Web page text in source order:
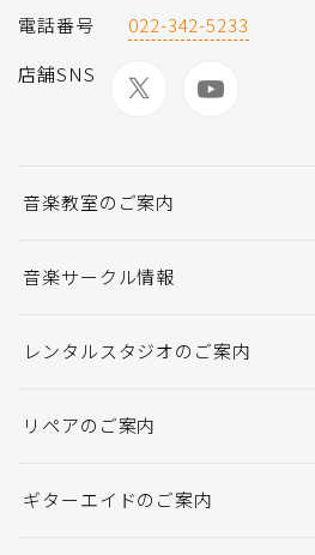
電話番号
022-342-5233
店舗SNS
音楽教室のご案内
音楽サークル情報
レンタルスタジオのご案内
リペアのご案内
ギターエイドのご案内